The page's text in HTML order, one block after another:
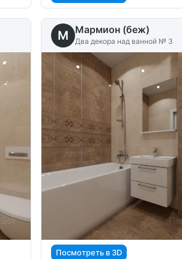
M Мармион (беж)
Два декора над ванной № 3
Посмотреть в 3D